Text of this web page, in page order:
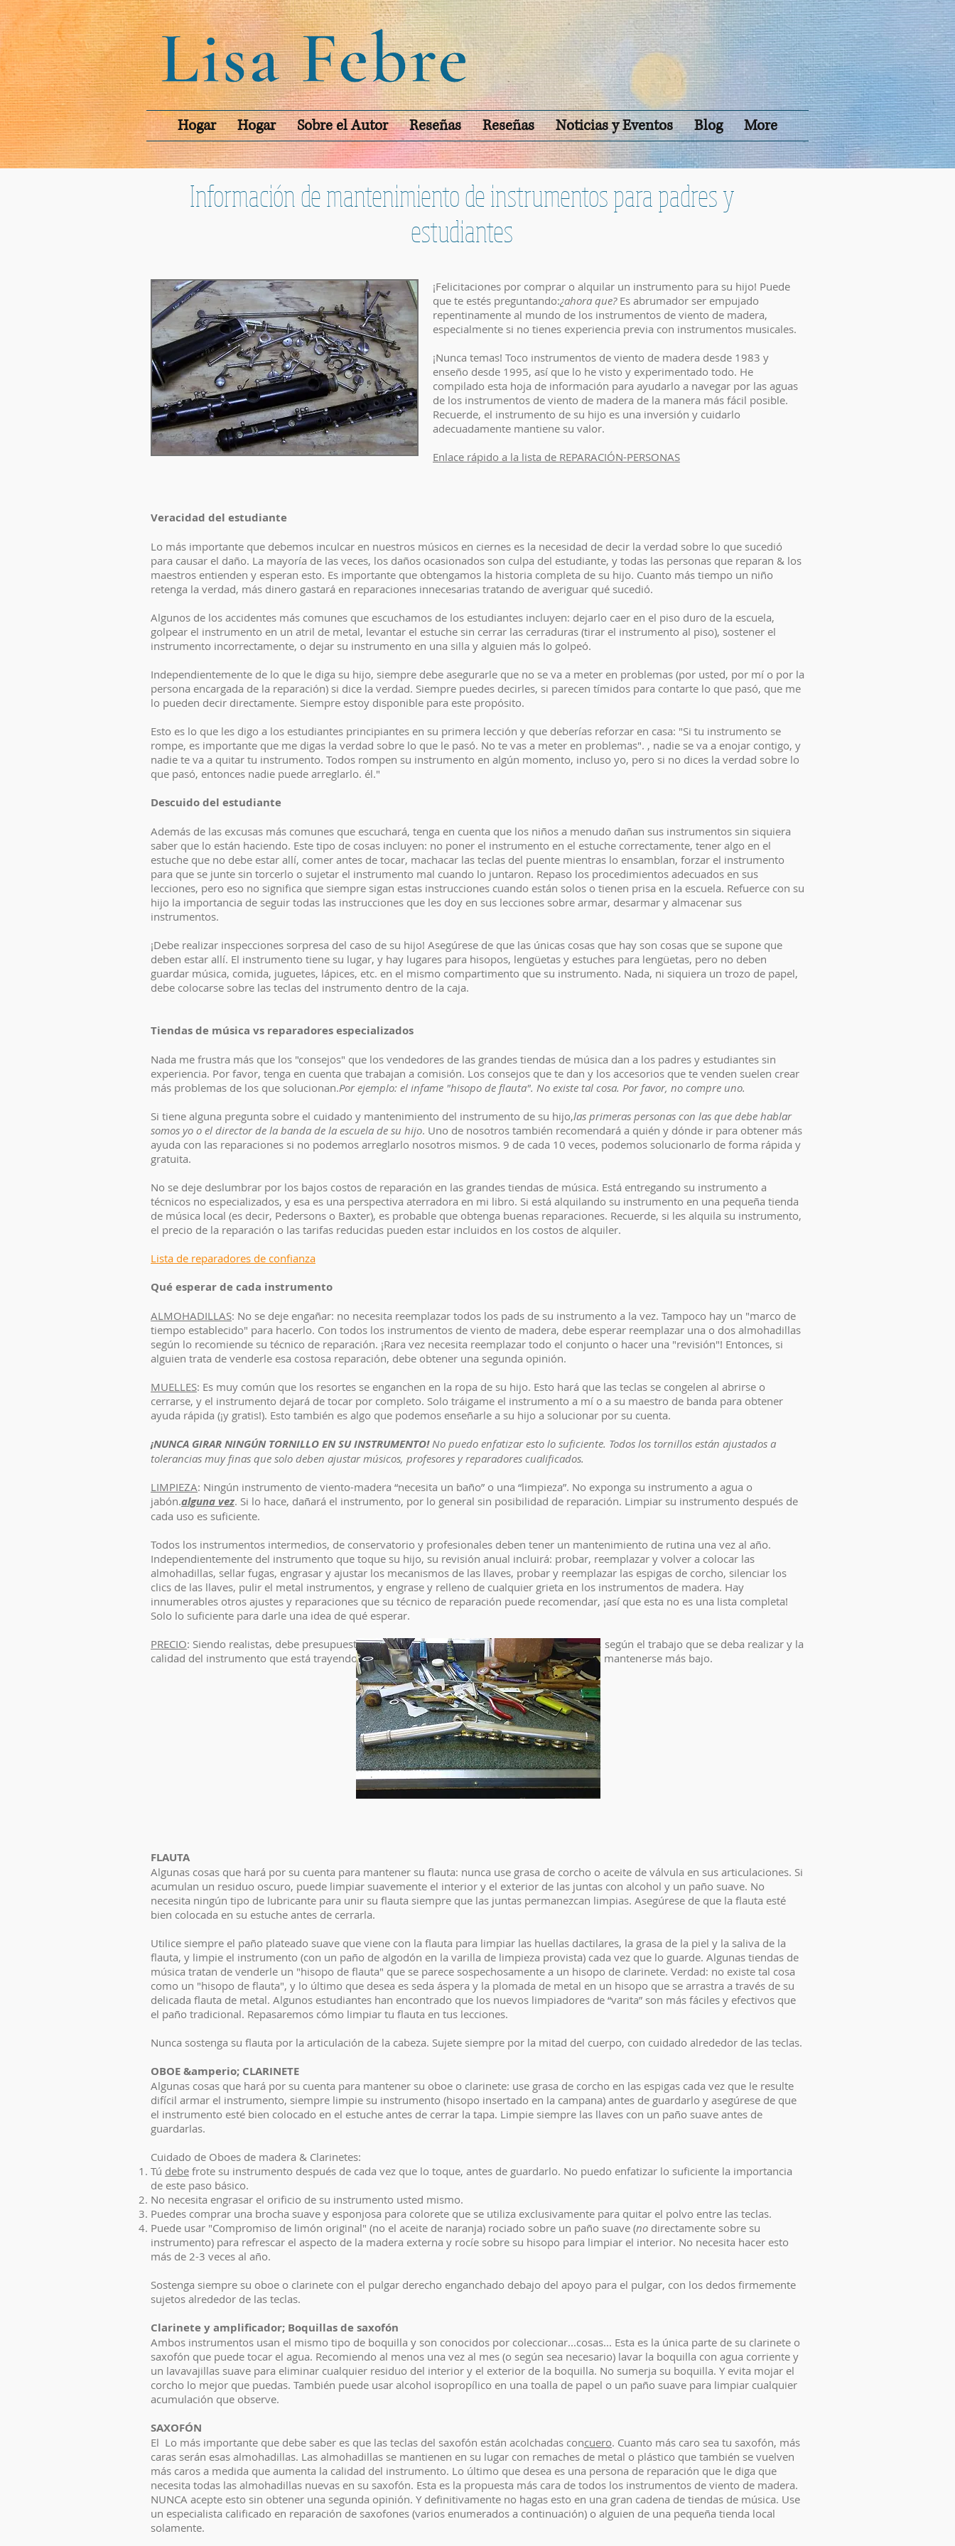
Hogar Hogar Sobre el Autor Reseñas Reseñas Noticias y Eventos Blog More
Información de mantenimiento de instrumentos para padres y
estudiantes
¡Felicitaciones por comprar o alquilar un instrumento para su hijo! Puede
que te estés preguntando:¿ahora que?Es abrumador ser empujado
repentinamente al mundo de los instrumentos de viento de madera,
especialmente si no tienes experiencia previa con instrumentos musicales.
¡Nunca temas! Toco instrumentos de viento de madera desde 1983 y
enseño desde 1995, así que lo he visto y experimentado todo. He
compilado esta hoja de información para ayudarlo a navegar por las aguas
de los instrumentos de viento de madera de la manera más fácil posible.
Recuerde, el instrumento de su hijo es una inversión y cuidarlo
adecuadamente mantiene su valor.
Enlace rápido a la lista de REPARACIÓN-PERSONAS
Veracidad del estudiante
Lo más importante que debemos inculcar en nuestros músicos en ciernes es la necesidad de decir la verdad sobre lo que sucedió
para causar el daño. La mayoría de las veces, los daños ocasionados son culpa del estudiante, y todas las personas que reparan & los
maestros entienden y esperan esto. Es importante que obtengamos la historia completa de su hijo. Cuanto más tiempo un niño
retenga la verdad, más dinero gastará en reparaciones innecesarias tratando de averiguar qué sucedió.
Algunos de los accidentes más comunes que escuchamos de los estudiantes incluyen: dejarlo caer en el piso duro de la escuela,
golpear el instrumento en un atril de metal, levantar el estuche sin cerrar las cerraduras (tirar el instrumento al piso), sostener el
instrumento incorrectamente, o dejar su instrumento en una silla y alguien más lo golpeó.
Independientemente de lo que le diga su hijo, siempre debe asegurarle que no se va a meter en problemas (por usted, por mí o por la
persona encargada de la reparación) si dice la verdad. Siempre puedes decirles, si parecen tímidos para contarte lo que pasó, que me
lo pueden decir directamente. Siempre estoy disponible para este propósito.
Esto es lo que les digo a los estudiantes principiantes en su primera lección y que deberías reforzar en casa: "Si tu instrumento se
rompe, es importante que me digas la verdad sobre lo que le pasó. No te vas a meter en problemas". , nadie se va a enojar contigo, y
nadie te va a quitar tu instrumento. Todos rompen su instrumento en algún momento, incluso yo, pero si no dices la verdad sobre lo
que pasó, entonces nadie puede arreglarlo. él."
Descuido del estudiante
Además de las excusas más comunes que escuchará, tenga en cuenta que los niños a menudo dañan sus instrumentos sin siquiera
saber que lo están haciendo. Este tipo de cosas incluyen: no poner el instrumento en el estuche correctamente, tener algo en el
estuche que no debe estar allí, comer antes de tocar, machacar las teclas del puente mientras lo ensamblan, forzar el instrumento
para que se junte sin torcerlo o sujetar el instrumento mal cuando lo juntaron. Repaso los procedimientos adecuados en sus
lecciones, pero eso no significa que siempre sigan estas instrucciones cuando están solos o tienen prisa en la escuela. Refuerce con su
hijo la importancia de seguir todas las instrucciones que les doy en sus lecciones sobre armar, desarmar y almacenar sus
instrumentos.
¡Debe realizar inspecciones sorpresa del caso de su hijo! Asegúrese de que las únicas cosas que hay son cosas que se supone que
deben estar allí. El instrumento tiene su lugar, y hay lugares para hisopos, lengüetas y estuches para lengüetas, pero no deben
guardar música, comida, juguetes, lápices, etc. en el mismo compartimento que su instrumento. Nada, ni siquiera un trozo de papel,
debe colocarse sobre las teclas del instrumento dentro de la caja.
Tiendas de música vs reparadores especializados
Nada me frustra más que los "consejos" que los vendedores de las grandes tiendas de música dan a los padres y estudiantes sin
experiencia. Por favor, tenga en cuenta que trabajan a comisión. Los consejos que te dan y los accesorios que te venden suelen crear
más problemas de los que solucionan.Por ejemplo: el infame "hisopo de flauta". No existe tal cosa. Por favor, no compre uno.
Si tiene alguna pregunta sobre el cuidado y mantenimiento del instrumento de su hijo,las primeras personas con las que debe hablar
somos yo o el director de la banda de la escuela de su hijo. Uno de nosotros también recomendará a quién y dónde ir para obtener más
ayuda con las reparaciones si no podemos arreglarlo nosotros mismos. 9 de cada 10 veces, podemos solucionarlo de forma rápida y
gratuita.
No se deje deslumbrar por los bajos costos de reparación en las grandes tiendas de música. Está entregando su instrumento a
técnicos no especializados, y esa es una perspectiva aterradora en mi libro. Si está alquilando su instrumento en una pequeña tienda
de música local (es decir, Pedersons o Baxter), es probable que obtenga buenas reparaciones. Recuerde, si les alquila su instrumento,
el precio de la reparación o las tarifas reducidas pueden estar incluidos en los costos de alquiler.
Lista de reparadores de confianza
Qué esperar de cada instrumento
ALMOHADILLAS: No se deje engañar: no necesita reemplazar todos los pads de su instrumento a la vez. Tampoco hay un "marco de
tiempo establecido" para hacerlo. Con todos los instrumentos de viento de madera, debe esperar reemplazar una o dos almohadillas
según lo recomiende su técnico de reparación. ¡Rara vez necesita reemplazar todo el conjunto o hacer una "revisión"! Entonces, si
alguien trata de venderle esa costosa reparación, debe obtener una segunda opinión.
MUELLES: Es muy común que los resortes se enganchen en la ropa de su hijo. Esto hará que las teclas se congelen al abrirse o
cerrarse, y el instrumento dejará de tocar por completo. Solo tráigame el instrumento a mí o a su maestro de banda para obtener
ayuda rápida (¡y gratis!). Esto también es algo que podemos enseñarle a su hijo a solucionar por su cuenta.
¡NUNCA GIRAR NINGÚN TORNILLO EN SU INSTRUMENTO!No puedo enfatizar esto lo suficiente. Todos los tornillos están ajustados a
tolerancias muy finas que solo deben ajustar músicos, profesores y reparadores cualificados.
LIMPIEZA: Ningún instrumento de viento-madera “necesita un baño” o una “limpieza”. No exponga su instrumento a agua o
jabón.alguna vez. Si lo hace, dañará el instrumento, por lo general sin posibilidad de reparación. Limpiar su instrumento después de
cada uso es suficiente.
Todos los instrumentos intermedios, de conservatorio y profesionales deben tener un mantenimiento de rutina una vez al año.
Independientemente del instrumento que toque su hijo, su revisión anual incluirá: probar, reemplazar y volver a colocar las
almohadillas, sellar fugas, engrasar y ajustar los mecanismos de las llaves, probar y reemplazar las espigas de corcho, silenciar los
clics de las llaves, pulir el metal instrumentos, y engrase y relleno de cualquier grieta en los instrumentos de madera. Hay
innumerables otros ajustes y reparaciones que su técnico de reparación puede recomendar, ¡así que esta no es una lista completa!
Solo lo suficiente para darle una idea de qué esperar.
PRECIO: Siendo realistas, debe presupuestar entre $100 y $800 cada año en estos controles, según el trabajo que se deba realizar y la
calidad del instrumento que está trayendo. Con un mantenimiento regular, el precio debería mantenerse más bajo.
FLAUTA
Algunas cosas que hará por su cuenta para mantener su flauta: nunca use grasa de corcho o aceite de válvula en sus articulaciones. Si
acumulan un residuo oscuro, puede limpiar suavemente el interior y el exterior de las juntas con alcohol y un paño suave. No
necesita ningún tipo de lubricante para unir su flauta siempre que las juntas permanezcan limpias. Asegúrese de que la flauta esté
bien colocada en su estuche antes de cerrarla.
Utilice siempre el paño plateado suave que viene con la flauta para limpiar las huellas dactilares, la grasa de la piel y la saliva de la
flauta, y limpie el instrumento (con un paño de algodón en la varilla de limpieza provista) cada vez que lo guarde. Algunas tiendas de
música tratan de venderle un "hisopo de flauta" que se parece sospechosamente a un hisopo de clarinete. Verdad: no existe tal cosa
como un "hisopo de flauta", y lo último que desea es seda áspera y la plomada de metal en un hisopo que se arrastra a través de su
delicada flauta de metal. Algunos estudiantes han encontrado que los nuevos limpiadores de “varita” son más fáciles y efectivos que
el paño tradicional. Repasaremos cómo limpiar tu flauta en tus lecciones.
Nunca sostenga su flauta por la articulación de la cabeza. Sujete siempre por la mitad del cuerpo, con cuidado alrededor de las teclas.
OBOE &amperio; CLARINETE
Algunas cosas que hará por su cuenta para mantener su oboe o clarinete: use grasa de corcho en las espigas cada vez que le resulte
difícil armar el instrumento, siempre limpie su instrumento (hisopo insertado en la campana) antes de guardarlo y asegúrese de que
el instrumento esté bien colocado en el estuche antes de cerrar la tapa. Limpie siempre las llaves con un paño suave antes de
guardarlas.
Cuidado de Oboes de madera & Clarinetes:
Tú debe frote su instrumento después de cada vez que lo toque, antes de guardarlo. No puedo enfatizar lo suficiente la importancia
de este paso básico.
No necesita engrasar el orificio de su instrumento usted mismo.
Puedes comprar una brocha suave y esponjosa para colorete que se utiliza exclusivamente para quitar el polvo entre las teclas.
Puede usar "Compromiso de limón original" (no el aceite de naranja) rociado sobre un paño suave (no directamente sobre su
instrumento) para refrescar el aspecto de la madera externa y rocíe sobre su hisopo para limpiar el interior. No necesita hacer esto
más de 2-3 veces al año.
Sostenga siempre su oboe o clarinete con el pulgar derecho enganchado debajo del apoyo para el pulgar, con los dedos firmemente
sujetos alrededor de las teclas.
Clarinete y amplificador; Boquillas de saxofón
Ambos instrumentos usan el mismo tipo de boquilla y son conocidos por coleccionar...cosas... Esta es la única parte de su clarinete o
saxofón que puede tocar el agua. Recomiendo al menos una vez al mes (o según sea necesario) lavar la boquilla con agua corriente y
un lavavajillas suave para eliminar cualquier residuo del interior y el exterior de la boquilla. No sumerja su boquilla. Y evita mojar el
corcho lo mejor que puedas. También puede usar alcohol isopropílico en una toalla de papel o un paño suave para limpiar cualquier
acumulación que observe.
SAXOFÓN
El Lo más importante que debe saber es que las teclas del saxofón están acolchadas concuero. Cuanto más caro sea tu saxofón, más
caras serán esas almohadillas. Las almohadillas se mantienen en su lugar con remaches de metal o plástico que también se vuelven
más caros a medida que aumenta la calidad del instrumento. Lo último que desea es una persona de reparación que le diga que
necesita todas las almohadillas nuevas en su saxofón. Esta es la propuesta más cara de todos los instrumentos de viento de madera.
NUNCA acepte esto sin obtener una segunda opinión. Y definitivamente no hagas esto en una gran cadena de tiendas de música. Use
un especialista calificado en reparación de saxofones (varios enumerados a continuación) o alguien de una pequeña tienda local
solamente.